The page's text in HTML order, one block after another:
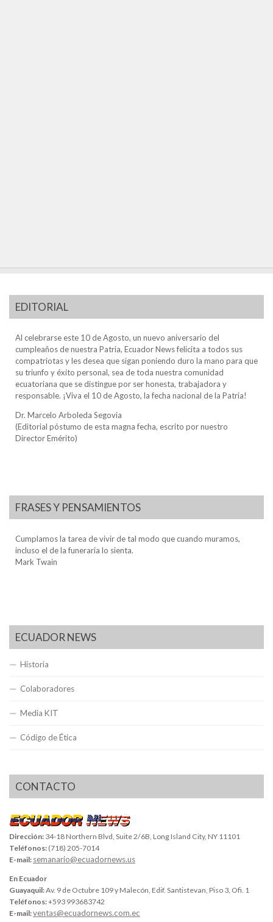
EDITORIAL
Al celebrarse este 10 de Agosto, un nuevo aniversario del
cumpleaños de nuestra Patria, Ecuador News felicita a todos sus
compatriotas y les desea que sigan poniendo duro la mano para que
su triunfo y éxito personal, sea de toda nuestra comunidad
ecuatoriana que se distingue por ser honesta, trabajadora y
responsable. ¡Viva el 10 de Agosto, la fecha nacional de la Patria!
Dr. Marcelo Arboleda Segovia
(Editorial póstumo de esta magna fecha, escrito por nuestro
Director Emérito)
FRASES Y PENSAMIENTOS
Cumplamos la tarea de vivir de tal modo que cuando muramos,
incluso el de la funeraria lo sienta.
Mark Twain
ECUADOR NEWS
Historia
Colaboradores
Media KIT
Código de Ética
CONTACTO
Dirección: 34-18 Northern Blvd, Suite 2/6B, Long Island City, NY 11101
Teléfonos: (718) 205-7014
E-mail: semanario@ecuadornews.us
En Ecuador
Guayaquil:Av. 9 de Octubre 109 y Malecón, Edif. Santistevan, Piso 3, Ofi. 1
Teléfonos:+593 993683742
E-mail:ventas@ecuadornews.com.ec